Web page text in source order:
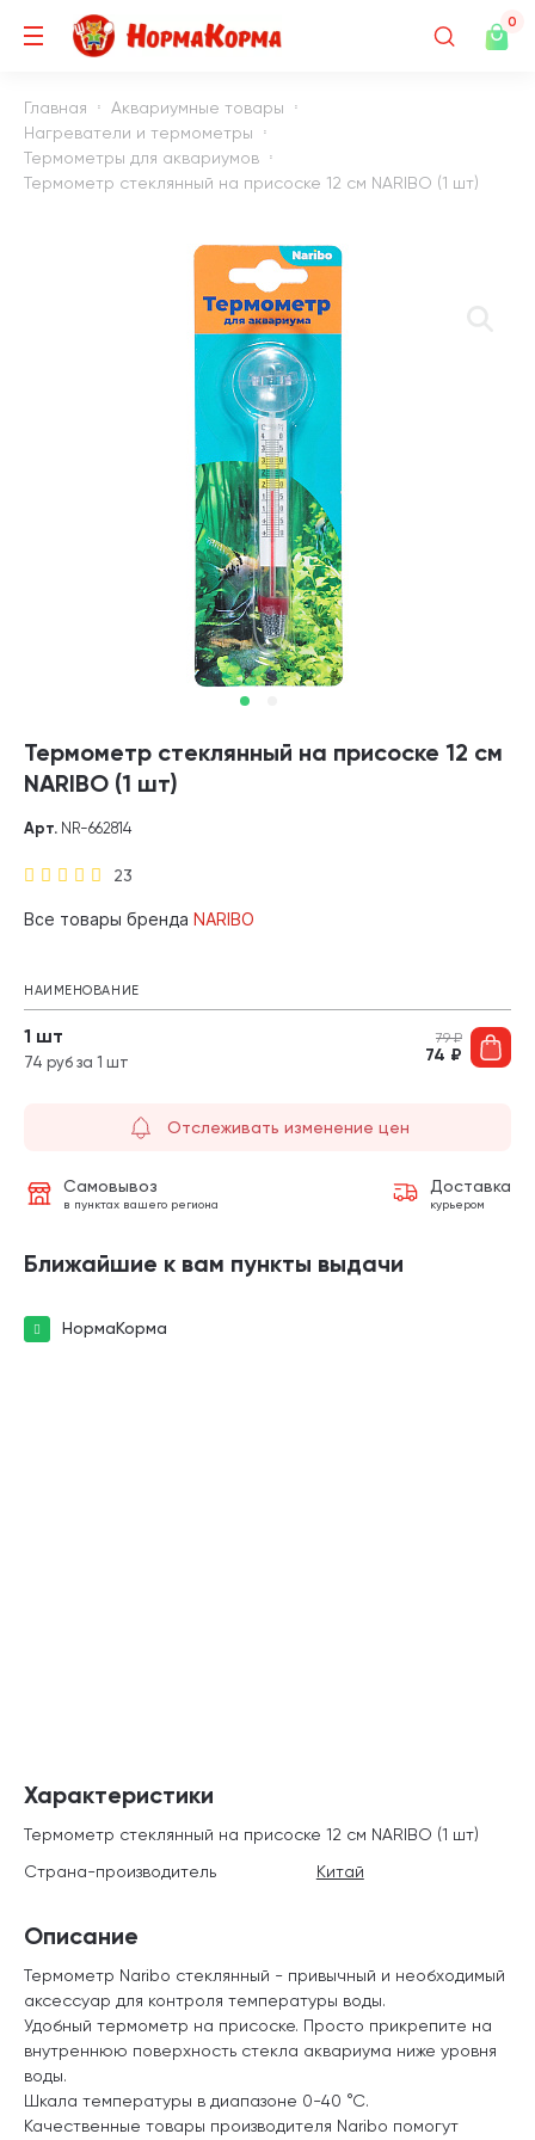
0
Главная
Аквариумные товары
Нагреватели и термометры
Термометры для аквариумов
Термометр стеклянный на присоске 12 см NARIBO (1 шт)
Термометр стеклянный на присоске 12 см
NARIBO (1 шт)
23
Арт. NR-662814
Все товары бренда NARIBO
НАИМЕНОВАНИЕ
1 шт
74 руб за 1 шт
79₽
74 ₽
Отслеживать изменение цен
Самовывоз
в пунктах вашего региона
Доставка
курьером
Ближайшие к вам пункты выдачи
НормаКорма
Описание
Термометр Naribo стеклянный - привычный и необходимый
аксессуар для контроля температуры воды.
Удобный термометр на присоске. Просто прикрепите на
внутреннюю поверхность стекла аквариума ниже уровня
воды.
Шкала температуры в диапазоне 0-40 °С.
Качественные товары производителя Naribo помогут
Характеристики
Термометр стеклянный на присоске 12 см NARIBO (1 шт)
Страна-производитель
Китай